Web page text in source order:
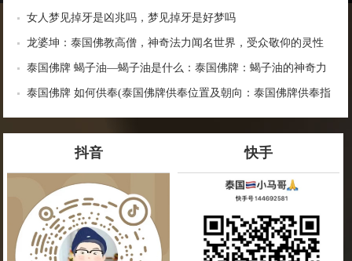
女人梦见掉牙是凶兆吗，梦见掉牙是好梦吗
龙婆坤：泰国佛教高僧，神奇法力闻名世界，受众敬仰的灵性
导师
泰国佛牌 蝎子油—蝎子油是什么：泰国佛牌：蝎子油的神奇力
量
泰国佛牌 如何供奉(泰国佛牌供奉位置及朝向：泰国佛牌供奉指
南)
抖音 快手